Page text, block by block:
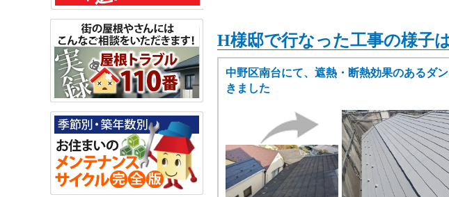
H様邸で行なった工事の様子
中野区南台にて、遮熱・断熱効果のあるダ
きました